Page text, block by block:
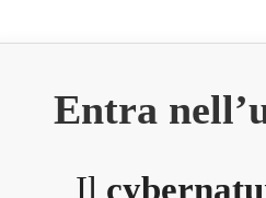
Entra
Il